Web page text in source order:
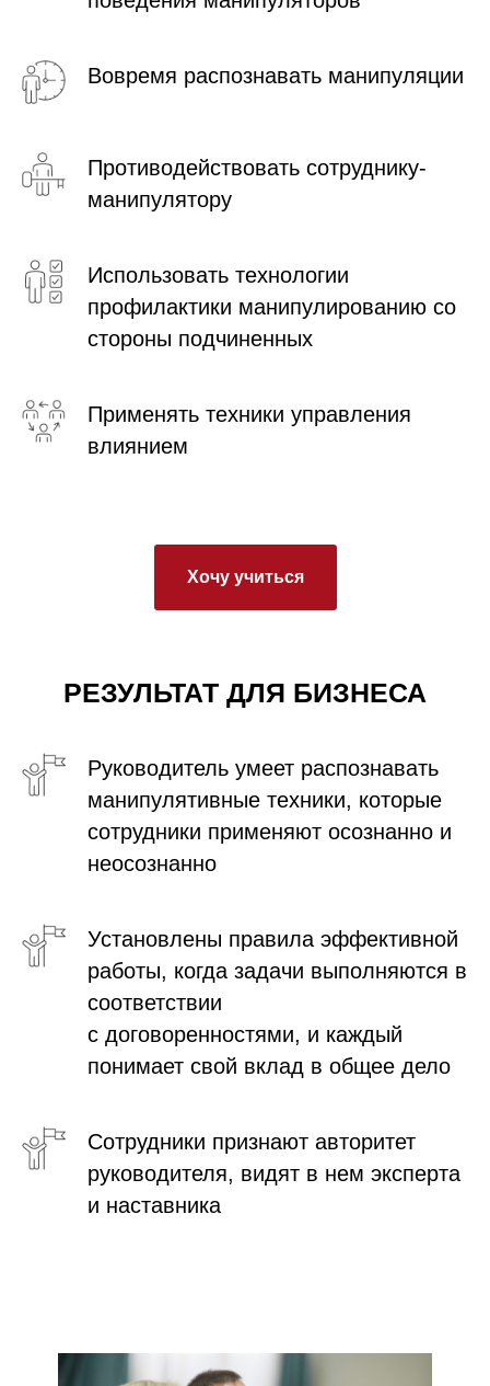
Вовремя распознавать манипуляции
Противодействовать сотруднику-
манипулятору
Использовать технологии
профилактики манипулированию со
стороны подчиненных
Применять техники управления
влиянием
Хочу учиться
РЕЗУЛЬТАТ ДЛЯ БИЗНЕСА
Руководитель умеет распознавать
манипулятивные техники, которые
сотрудники применяют осознанно и
неосознанно
Установлены правила эффективной
работы, когда задачи выполняются в
соответствии
с договоренностями, и каждый
понимает свой вклад в общее дело
Сотрудники признают авторитет
руководителя, видят в нем эксперта
и наставника